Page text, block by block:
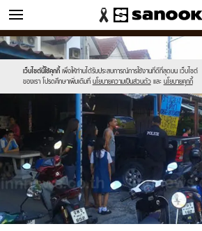
ข่าว
เว็บไซต์นี้ใช้คุกกี้ เพื่อให้ท่านได้รับประสบการณ์การใช้งานที่ดีที่สุดบน เว็บไซต์
ของเรา โปรดศึกษาเพิ่มเติมที่ นโยบายความเป็นส่วนตัว และ นโยบายคุกกี้
Sanook
//s.isanook.com/sr/0/images/logo-
new-
sanook.png
600
60
//s.isanook.com/ns/0/ud/362/1813522/625371-
01.jpg